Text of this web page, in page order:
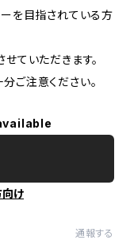
ーを目指されている方
ていただきます。
ご注意ください。
け
通報する